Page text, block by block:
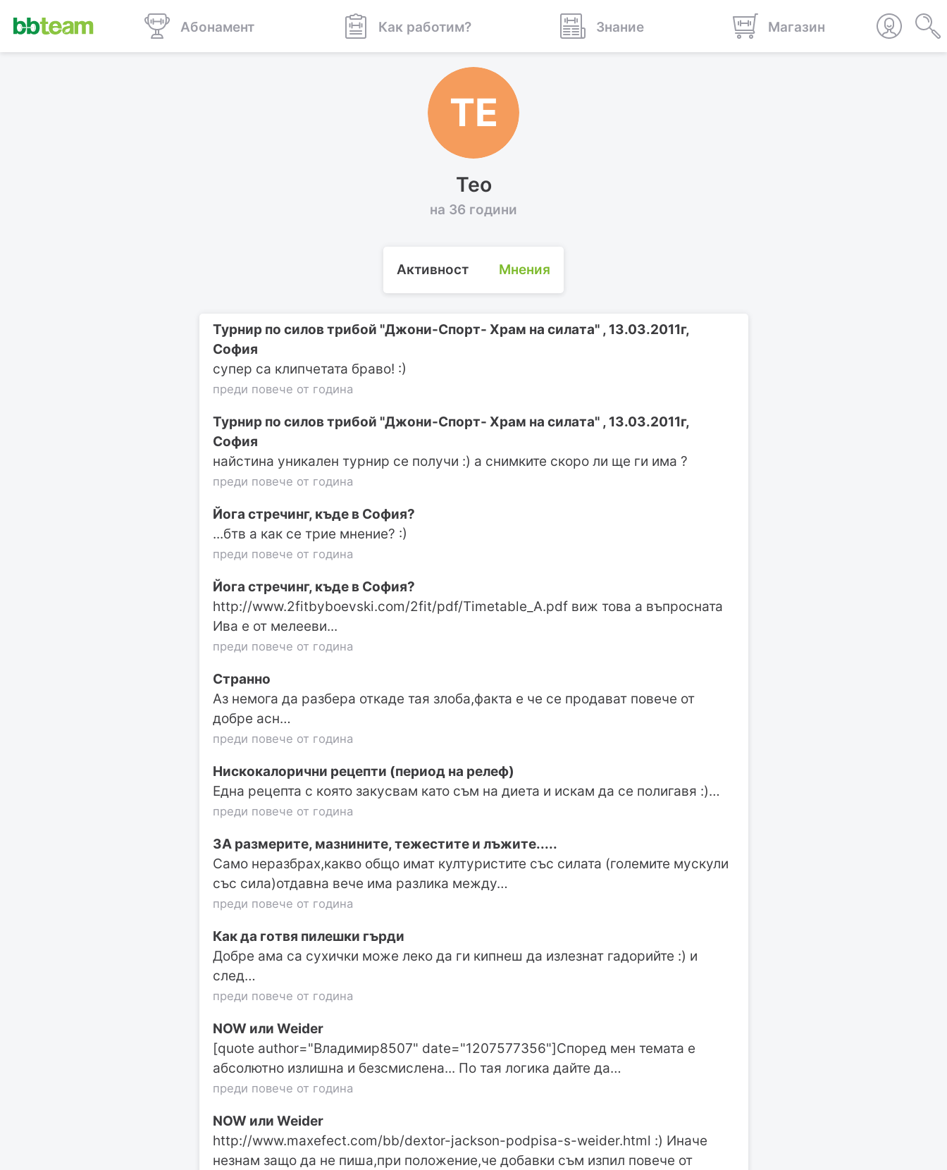
Абонамент Как работим? Знание Магазин
ТЕ
Тео
на 36 години
Активност Мнения
Турнир по силов трибой "Джони-Спорт- Храм на силата" , 13.03.2011г,
София
супер са клипчетата браво! :)
преди повече от година
Турнир по силов трибой "Джони-Спорт- Храм на силата" , 13.03.2011г,
София
найстина уникален турнир се получи :) а снимките скоро ли ще ги има ?
преди повече от година
Йога стречинг, къде в София?
...бтв а как се трие мнение? :)
преди повече от година
Йога стречинг, къде в София?
http://www.2fitbyboevski.com/2fit/pdf/Timetable_A.pdf виж това а въпросната
Ива е от мелееви...
преди повече от година
Странно
Аз немога да разбера откаде тая злоба,факта е че се продават повече от
добре асн…
преди повече от година
Нискокалорични рецепти (период на релеф)
Една рецепта с която закусвам като съм на диета и искам да се полигавя :)…
преди повече от година
ЗА размерите, мазнините, тежестите и лъжите.....
Само неразбрах,какво общо имат културистите със силата (големите мускули
със сила)отдавна вече има разлика между…
преди повече от година
Как да готвя пилешки гърди
Добре ама са сухички може леко да ги кипнеш да излезнат гадорийте :) и
след…
преди повече от година
NOW или Weider
[quote author="Владимир8507" date="1207577356"]Според мен темата е
абсолютно излишна и безсмислена... По тая логика дайте да…
преди повече от година
NOW или Weider
http://www.maxefect.com/bb/dextor-jackson-podpisa-s-weider.html :) Иначе
незнам защо да не пиша,при положение,че добавки съм изпил повече от